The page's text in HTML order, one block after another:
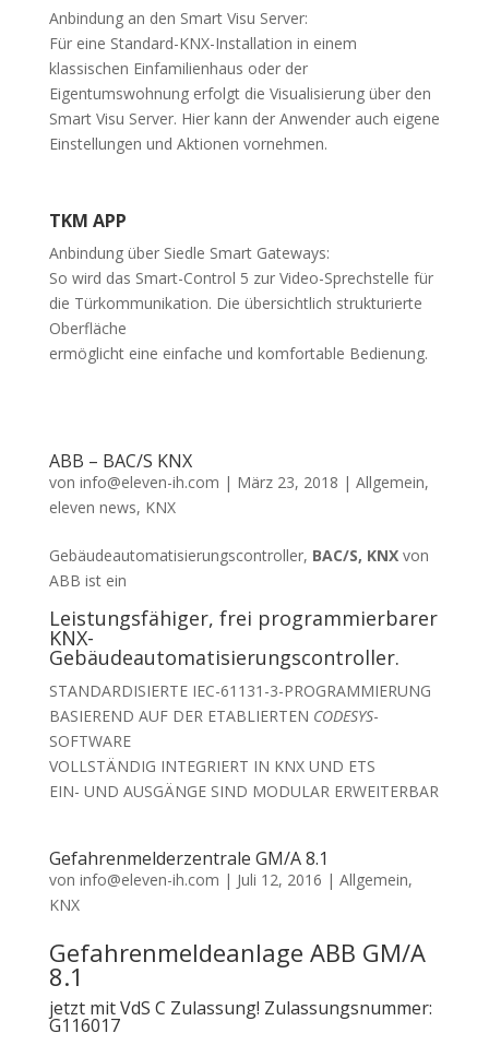
Anbindung an den Smart Visu Server:
Für eine Standard-KNX-Installation in einem
klassischen Einfamilienhaus oder der
Eigentumswohnung erfolgt die Visualisierung über den
Smart Visu Server. Hier kann der Anwender auch eigene
Einstellungen und Aktionen vornehmen.
TKM APP
Anbindung über Siedle Smart Gateways:
So wird das Smart-Control 5 zur Video-Sprechstelle für
die Türkommunikation. Die übersichtlich strukturierte
Oberfläche
ermöglicht eine einfache und komfortable Bedienung.
ABB – BAC/S KNX
von info@eleven-ih.com | März 23, 2018 | Allgemein,
eleven news, KNX
Gebäudeautomatisierungscontroller, BAC/S, KNXvon
ABB ist ein
Leistungsfähiger, frei programmierbarer
KNX-
Gebäudeautomatisierungscontroller.
STANDARDISIERTE IEC-61131-3-PROGRAMMIERUNG
BASIEREND AUF DER ETABLIERTEN CODESYS-
SOFTWARE
VOLLSTÄNDIG INTEGRIERT IN KNX UND ETS
EIN- UND AUSGÄNGE SIND MODULAR ERWEITERBAR
Gefahrenmelderzentrale GM/A 8.1
von info@eleven-ih.com | Juli 12, 2016 | Allgemein,
KNX
Gefahrenmeldeanlage ABB GM/A
8.1
jetzt mit VdS C Zulassung! Zulassungsnummer:
G116017